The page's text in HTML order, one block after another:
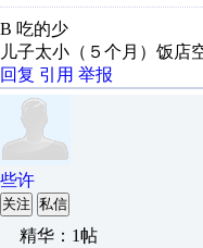
B 吃的少
儿子太小（５个月）饭
回复 引用 举报
些许
关注 私信
精华：1帖